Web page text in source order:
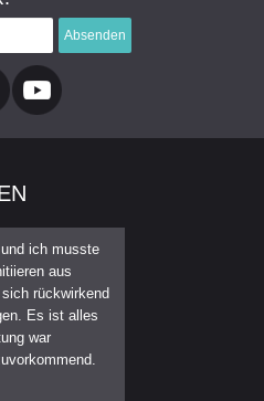
Absenden
ich musste
aus
rückwirkend
Es ist alles
war